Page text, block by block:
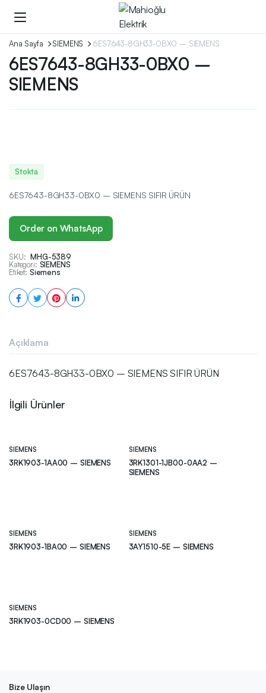
Ana Sayfa SIEMENS 6ES7643-8GH33-0BX0 – SIEMENS
6ES7643-8GH33-0BX0 –
SIEMENS
Stokta
6ES7643-8GH33-0BX0 – SIEMENS SIFIR ÜRÜN
Order on WhatsApp
SKU: MHG-5389
Kategori: SIEMENS
Etiket: Siemens
Açıklama
6ES7643-8GH33-0BX0 – SIEMENS SIFIR ÜRÜN
İlgili Ürünler
SIEMENS
3RK1903-1AA00 – SIEMENS
SIEMENS
3RK1301-1JB00-0AA2 –
SIEMENS
SIEMENS
3RK1903-1BA00 – SIEMENS
SIEMENS
3AY1510-5E – SIEMENS
SIEMENS
3RK1903-0CD00 – SIEMENS
Bize Ulaşın